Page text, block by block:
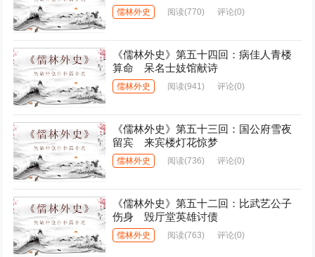
儒林外史 阅读(770) 评论(0)
《儒林外史》第五十四回：病佳人青楼
算命 呆名士妓馆献诗
儒林外史 阅读(941) 评论(0)
《儒林外史》第五十三回：国公府雪夜
留宾 来宾楼灯花惊梦
儒林外史 阅读(736) 评论(0)
《儒林外史》第五十二回：比武艺公子
伤身 毁厅堂英雄讨债
儒林外史 阅读(763) 评论(0)